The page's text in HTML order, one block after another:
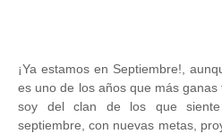
¡Ya estamos en Septiembre!,
es uno de los años que más
soy del clan de los que
septiembre, con nuevas metas,